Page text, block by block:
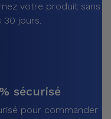
votre produit sans
30 jours.
sécurisé
pour commander